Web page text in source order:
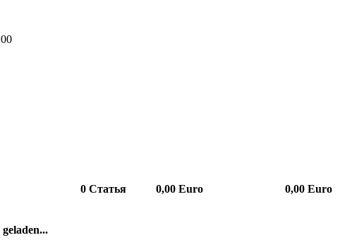
0 Статья 0,00 Euro
0,00 Euro